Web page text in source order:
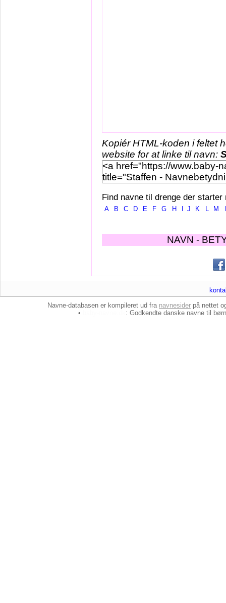
Kopiér HTML-koden i feltet
website for at linke til navn:
Find navne til drenge der starter
A B C D E F G H J K L M
NAVN -
Navne-databasen er kompileret ud fra navnesider på nettet
•
: Godkendte danske navne til børn